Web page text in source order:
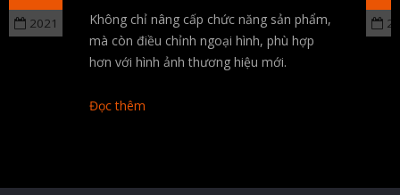
2021
Không chỉ nâng cấp chức năng sản phẩm,
mà còn điều chỉnh ngoại hình, phù hợp
hơn với hình ảnh thương hiệu mới.
Đọc thêm